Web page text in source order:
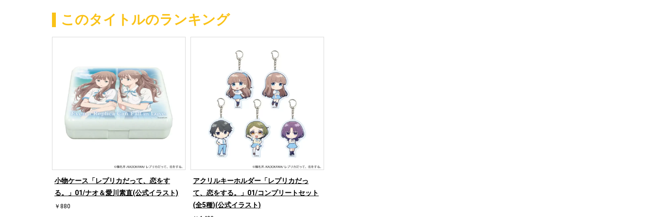
このタイトルのランキング
小物ケース「レプリカだって、恋をす
る。」01/ナオ＆愛川素直(公式イラスト)
￥880
アクリルキーホルダー「レプリカだっ
て、恋をする。」01/コンプリートセット
(全5種)(公式イラスト)